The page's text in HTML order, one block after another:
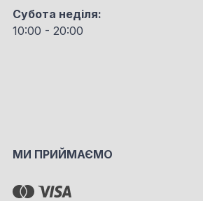
Субота неділя:
10:00 - 20:00
МИ ПРИЙМАЄМО